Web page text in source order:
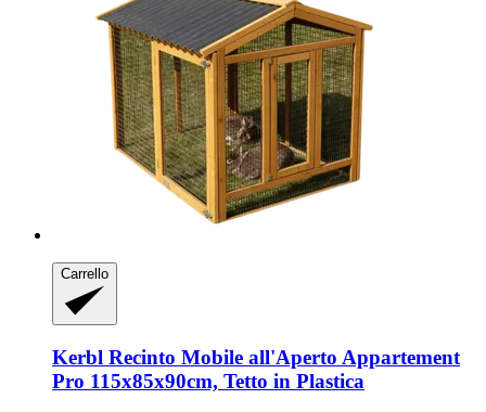
Carrello
Kerbl Recinto Mobile all'Aperto Appartement
Pro 115x85x90cm, Tetto in Plastica